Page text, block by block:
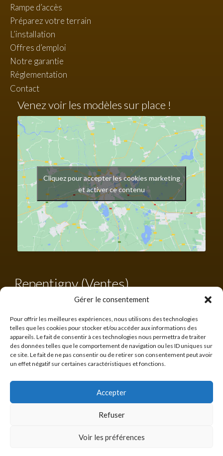
Gérer le consentement
Pour offrir les meilleures expériences, nous utilisons des technologies
telles que les cookies pour stocker et/ou accéder aux informations des
appareils. Le fait de consentir à ces technologies nous permettra de traiter
des données telles que le comportement de navigation ou les ID uniques sur
ce site. Le fait de ne pas consentir ou de retirer son consentement peut avoir
un effet négatif sur certaines caractéristiques et fonctions.
Accepter
Refuser
Voir les préférences
Rampe d’accès
Préparez votre terrain
L’installation
Offres d’emploi
Notre garantie
Réglementation
Contact
Venez voir les modèles sur place !
Cliquez pour accepter les cookies marketing
et activer ce contenu
Repentigny (Ventes)
450 582-0203
francis@cabanonsquebecois.com
Heures d'ouverture :
10h à 16h
560 rue Lanaudière,
Repentigny
Numéro de licence : 8273-6497-56